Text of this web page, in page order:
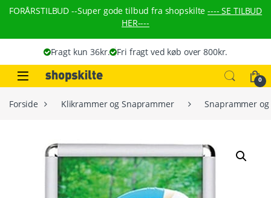
Skip to navigation
Skip to content
FORÅRSTILBUD --Super gode tilbud fra shopskilte ---- SE TILBUD
HER----
Fragt kun 36kr. Fri fragt ved køb over 800kr.
0
Forside Klikrammer og Snaprammer Snaprammer